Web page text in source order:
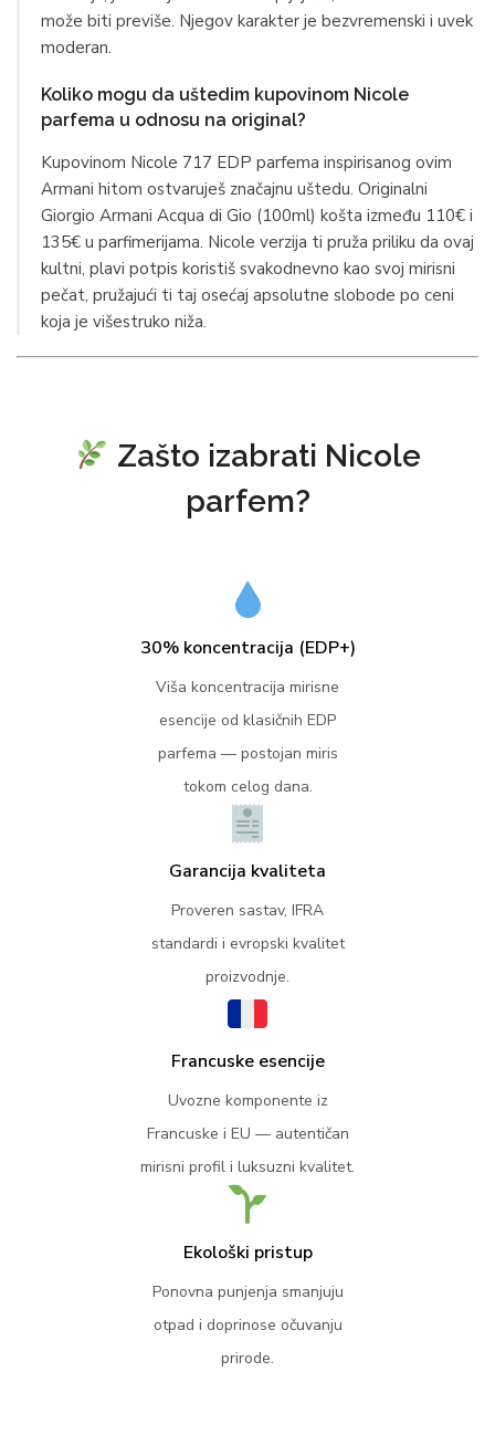
može biti previše. Njegov karakter je bezvremenski i uvek
moderan.
Koliko mogu da uštedim kupovinom Nicole
parfema u odnosu na original?
Kupovinom Nicole 717 EDP parfema inspirisanog ovim
Armani hitom ostvaruješ značajnu uštedu. Originalni
Giorgio Armani Acqua di Gio (100ml) košta između 110€ i
135€ u parfimerijama. Nicole verzija ti pruža priliku da ovaj
kultni, plavi potpis koristiš svakodnevno kao svoj mirisni
pečat, pružajući ti taj osećaj apsolutne slobode po ceni
koja je višestruko niža.
Zašto izabrati Nicole
parfem?
30% koncentracija (EDP+)
Viša koncentracija mirisne
esencije od klasičnih EDP
parfema — postojan miris
tokom celog dana.
Garancija kvaliteta
Proveren sastav, IFRA
standardi i evropski kvalitet
proizvodnje.
Francuske esencije
Uvozne komponente iz
Francuske i EU — autentičan
mirisni profil i luksuzni kvalitet.
Ekološki pristup
Ponovna punjenja smanjuju
otpad i doprinose očuvanju
prirode.